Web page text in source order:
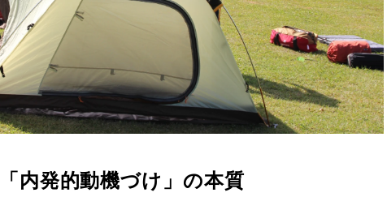
内発的動機づけ」の本質